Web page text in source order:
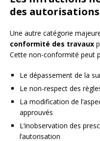
des autorisations
Une autre catégorie
conformité des travaux
Cette non-conformité peut
Le dépassement de la
Le non-respect des
La modification de
approuvés
L’inobservation des
l’autorisation